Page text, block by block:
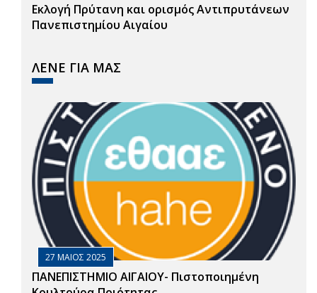
Εκλογή Πρύτανη και ορισμός Αντιπρυτάνεων
Πανεπιστημίου Αιγαίου
ΛΕΝΕ ΓΙΑ ΜΑΣ
27 ΜΑΙΟΣ 2025
ΠΑΝΕΠΙΣΤΗΜΙΟ ΑΙΓΑΙΟΥ- Πιστοποιημένη